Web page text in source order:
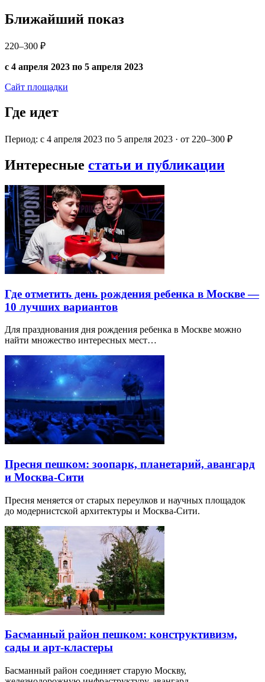
Ближайший показ
220–300 ₽
с 4 апреля 2023 по 5 апреля 2023
Сайт площадки
Где идет
Период: с 4 апреля 2023 по 5 апреля 2023 · от 220–300 ₽
Интересные статьи и публикации
Где отметить день рождения ребенка в Москве —
10 лучших вариантов
Для празднования дня рождения ребенка в Москве можно
найти множество интересных мест…
Пресня пешком: зоопарк, планетарий, авангард
и Москва-Сити
Пресня меняется от старых переулков и научных площадок
до модернистской архитектуры и Москва-Сити.
Басманный район пешком: конструктивизм,
сады и арт-кластеры
Басманный район соединяет старую Москву,